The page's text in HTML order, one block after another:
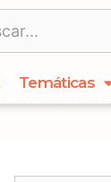
Temáticas